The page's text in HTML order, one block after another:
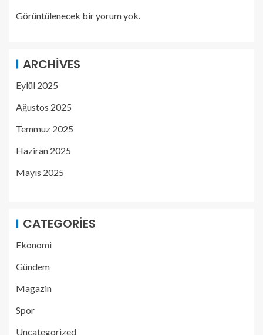
Görüntülenecek bir yorum yok.
ARCHIVES
Eylül 2025
Ağustos 2025
Temmuz 2025
Haziran 2025
Mayıs 2025
CATEGORIES
Ekonomi
Gündem
Magazin
Spor
Uncategorized